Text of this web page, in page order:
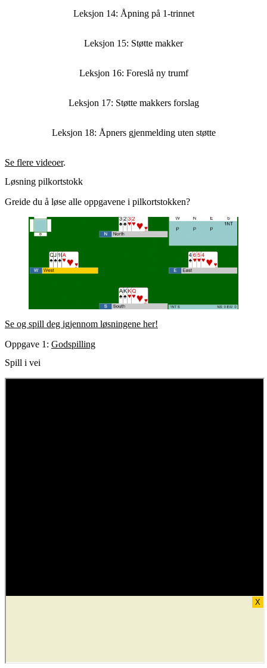
Leksjon 14: Åpning på 1-trinnet
Leksjon 15: Støtte makker
Leksjon 16: Foreslå ny trumf
Leksjon 17: Støtte makkers forslag
Leksjon 18: Åpners gjenmelding uten støtte
Se flere videoer.
Løsning pilkortstokk
Greide du å løse alle oppgavene i pilkortstokken?
Se og spill deg igjennom løsningene her!
Oppgave 1: Godspilling
Spill i vei